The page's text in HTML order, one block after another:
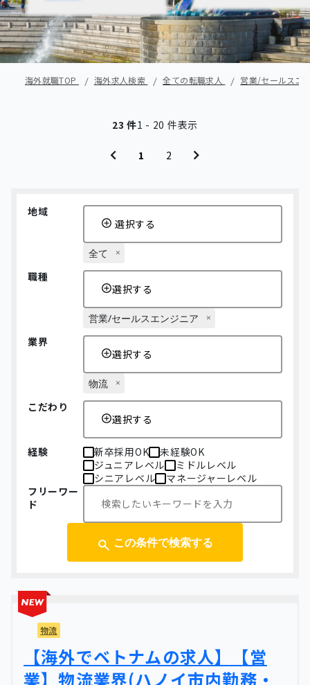
海外就職TOP 海外求人検索 全ての転職求人 営業/セールスエ
23 件1 - 20 件表示
1 2
地域
選択する
全て
職種
選択する
営業/セールスエンジニア
業界
選択する
物流
こだわり
選択する
経験 新卒採用OK
未経験OK
ジュニアレベル
ミドルレベル
シニアレベル
マネージャーレベル
フリーワー
ド
この条件で検索する
物流
【海外でベトナムの求人】【営
業】物流業界(ハノイ市内勤務・